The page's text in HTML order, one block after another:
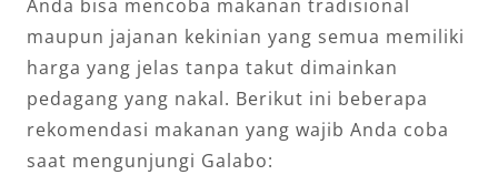
Anda bisa mencoba makanan tradisional
maupun jajanan kekinian yang semua memiliki
harga yang jelas tanpa takut dimainkan
pedagang yang nakal. Berikut ini beberapa
rekomendasi makanan yang wajib Anda coba
saat mengunjungi Galabo: